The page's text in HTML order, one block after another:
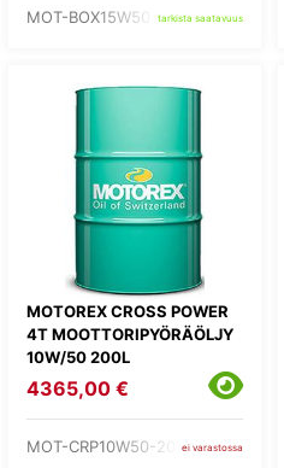
MOT-BOX15W50-60tarkista saatavuus
MOTOREX CROSS POWER
4T MOOTTORIPYÖRÄÖLJY
10W/50 200L
4365,00 €
MOT-CRP10W50-200ei varastossa